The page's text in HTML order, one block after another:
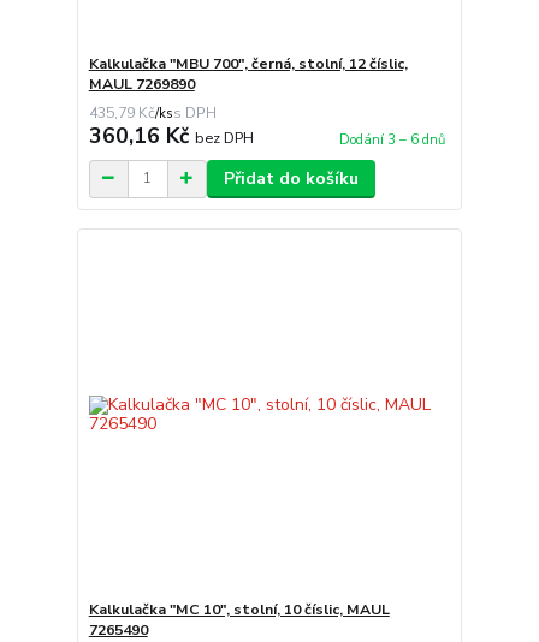
Kalkulačka "MBU 700", černá, stolní, 12 číslic,
MAUL 7269890
435,79 Kč/ks
360,16 Kč bez DPH Dodání 3 – 6 dnů
Přidat do košíku
Kalkulačka "MC 10", stolní, 10 číslic, MAUL
7265490